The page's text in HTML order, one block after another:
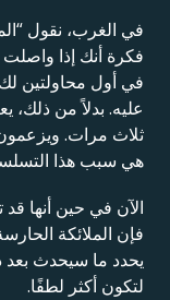
في الغرب، نقول
فكرة أنك إذا
في أول محاولتين
عليه. بدلاً من ذلك،
ثلاث مرات. ويزعمون
هي سبب هذا
الآن في حين أنها
فإن الملائكة
يحدد ما سيحدث بعد
لتكون أكثر لطفًا.